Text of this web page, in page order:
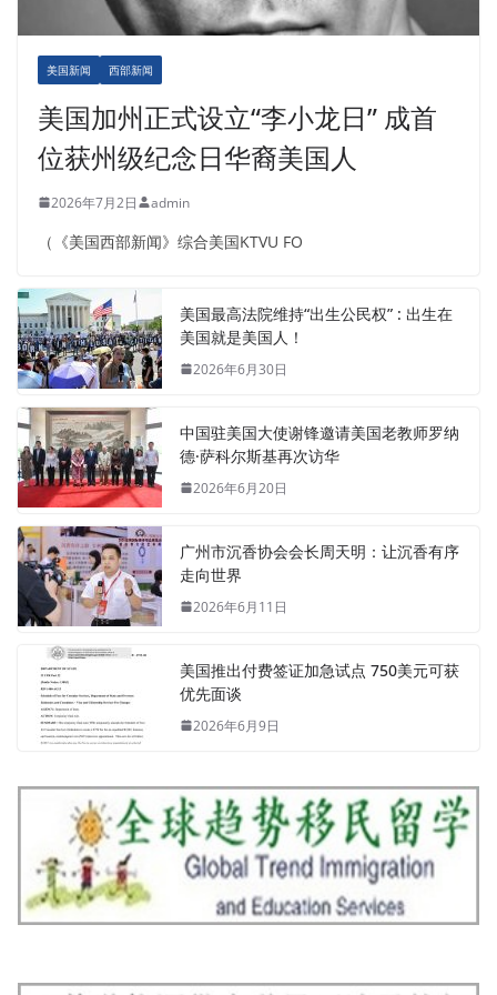
美国新闻 西部新闻
美国加州正式设立“李小龙日” 成首
位获州级纪念日华裔美国人
2026年7月2日 admin
（《美国西部新闻》综合美国KTVU FO
美国最高法院维持“出生公民权” : 出生在
美国就是美国人！
2026年6月30日
中国驻美国大使谢锋邀请美国老教师罗纳
德·萨科尔斯基再次访华
2026年6月20日
广州市沉香协会会长周天明：让沉香有序
走向世界
2026年6月11日
美国推出付费签证加急试点 750美元可获
优先面谈
2026年6月9日